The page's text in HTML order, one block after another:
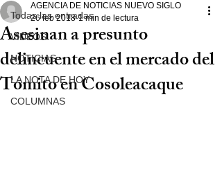
Todas las entradas
VIDEOS
NOTICIAS
LA NOTA DE HOY
COLUMNAS
Asesinan a presunto
delincuente en el mercado del
Tomito en Cosoleacaque
AGENCIA DE NOTICIAS NUEVO SIGLO
26 feb 2018 1 min de lectura